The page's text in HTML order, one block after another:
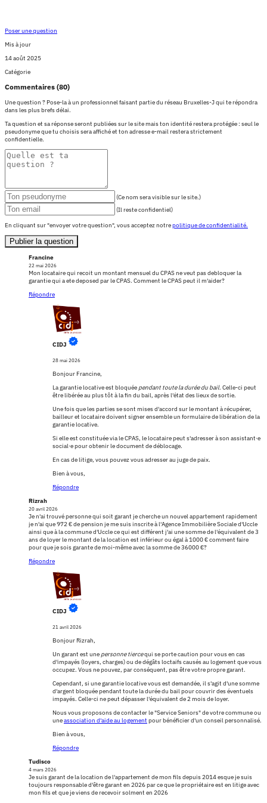
Poser une question
Mis à jour
14 août 2025
Catégorie
Commentaires (80)
Une question ? Pose-la à un professionnel faisant partie du réseau Bruxelles-J qui te répondra
dans les plus brefs délai.
Ta question et sa réponse seront publiées sur le site mais ton identité restera protégée : seul le
pseudonyme que tu choisis sera affiché et ton adresse e-mail restera strictement
confidentielle.
(Ce nom sera visible sur le site.)
(Il reste confidentiel)
En cliquant sur "envoyer votre question", vous acceptez notrepolitique de confidentialité.
Publier la question
Francine
22 mai 2026
Mon locataire qui recoit un montant mensuel du CPAS ne veut pas debloquer la
garantie qui a ete deposed par le CPAS. Comment le CPAS peut il m'aider?
Répondre
CIDJ
28 mai 2026
Bonjour Francine,
La garantie locative est bloquée pendant toute la durée du bail. Celle-ci peut
être libérée au plus tôt à la fin du bail, après l'état des lieux de sortie.
Une fois que les parties se sont mises d'accord sur le montant à récupérer,
bailleur et locataire doivent signer ensemble un formulaire de libération de la
garantie locative.
Si elle est constituée via le CPAS, le locataire peut s'adresser à son assistant·e
social·e pour obtenir le document de déblocage.
En cas de litige, vous pouvez vous adresser au juge de paix.
Bien à vous,
Répondre
Rizrah
20 avril 2026
Je n'ai trouvé personne qui soit garant je cherche un nouvel appartement rapidement
je n'ai que 972 € de pension je me suis inscrite à l'Agence Immobilière Sociale d'Uccle
ainsi que à la commune d'Uccle ce qui est différent j'ai une somme de l'équivalent de 3
ans de loyer le montant de la location est inférieur ou égal à 1000 € comment faire
pour que je sois garante de moi-même avec la somme de 36000 €?
Répondre
CIDJ
21 avril 2026
Bonjour Rizrah,
Un garant est une personne tiercequi se porte caution pour vous en cas
d'impayés (loyers, charges) ou de dégâts loctaifs causés au logement que vous
occupez. Vous ne pouvez, par conséquent, pas être votre propre garant.
Cependant, si une garantie locative vous est demandée, il s'agit d'une somme
d'argent bloquée pendant toute la durée du bail pour couvrir des éventuels
impayés. Celle-ci ne peut dépasser l'équivalent de 2 mois de loyer.
Nous vous proposons de contacter le "Service Seniors" de votre commune ou
uneassociation d'aide au logement pour bénéficier d'un conseil personnalisé.
Bien à vous,
Répondre
Tudisco
4 mars 2026
Je suis garant de la location de l'appartement de mon fils depuis 2014 esque je suis
toujours responsable d'être garant en 2026 par ce que le propriétaire est en litige avec
mon fils et que je viens de recevoir solment en 2026